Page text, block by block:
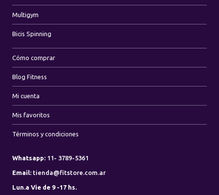
Multigym
Bicis Spinning
Cómo comprar
Blog Fitness
Mi cuenta
Mis favoritos
Términos y condiciones
Whatsapp: 11- 3789-5361
Email: tienda@fitstore.com.ar
Lun.a Vie de 9 -17 hs.